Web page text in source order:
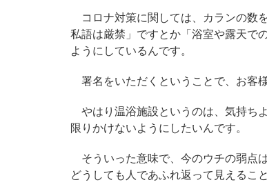
コロナ対策に関しては、カランの数
私語は厳禁」ですとか「浴室や露天で
ようにしているんです。
署名をいただくということで、お客
やはり温浴施設というのは、気持ち
限りかけないようにしたいんです。
そういった意味で、今のウチの弱点
どうしても人であふれ返って見えるこ